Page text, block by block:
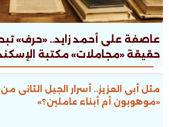
عاصفة على أحمد زايد.. «حرف»
حقيقة «مجاملات» مكتبة
جوائز الدولة
مثل أبى العزيز.. أسرار الجيل الثانى من
«موهوبون أم أبناء عاملين؟»